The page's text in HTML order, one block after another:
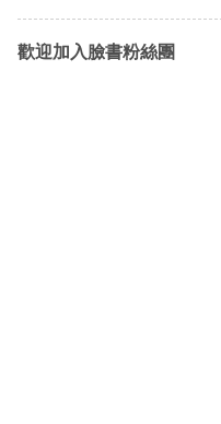
歡迎加入臉書粉絲團